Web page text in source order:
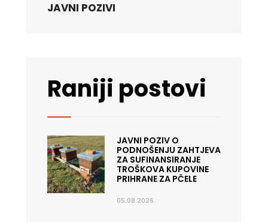
JAVNI POZIVI
Raniji postovi
JAVNI POZIV O
PODNOŠENJU ZAHTJEVA
ZA SUFINANSIRANJE
TROŠKOVA KUPOVINE
PRIHRANE ZA PČELE
05.08.2026.